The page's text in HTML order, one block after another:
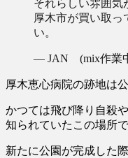
それらしい雰囲気
厚木市が買い取っ
い。
— JAN (mix作業
厚木恵心病院の跡地は
かつては飛び降り自殺
知られていたこの場所で
新たに公園が完成した